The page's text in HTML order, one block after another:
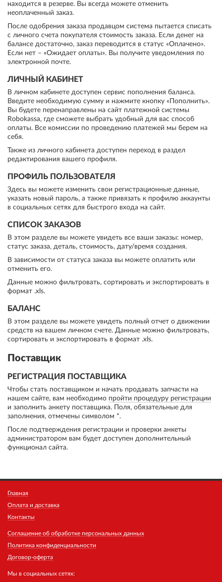
находится в резерве. Вы всегда можете отменить
неоплаченный заказ.
После одобрения заказа продавцом система пытается списать
с личного счета покупателя стоимость заказа. Если денег на
балансе достаточно, заказ переводится в статус «Оплачено».
Если нет – «Ожидает оплаты». Вы получите уведомления по
электронной почте.
ЛИЧНЫЙ КАБИНЕТ
В личном кабинете доступен сервис пополнения баланса.
Введите необходимую сумму и нажмите кнопку «Пополнить».
Вы будете перенаправлены на сайт платежной системы
Robokassa, где сможете выбрать удобный для вас способ
оплаты. Все комиссии по проведению платежей мы берем на
себя.
Также из личного кабинета доступен переход в раздел
редактирования вашего профиля.
ПРОФИЛЬ ПОЛЬЗОВАТЕЛЯ
Здесь вы можете изменить свои регистрационные данные,
указать новый пароль, а также привязать к профилю аккаунты
в социальных сетях для быстрого входа на сайт.
СПИСОК ЗАКАЗОВ
В этом разделе вы можете увидеть все ваши заказы: номер,
статус заказа, деталь, стоимость, дату/время создания.
В зависимости от статуса заказа вы можете оплатить или
отменить его.
Данные можно фильтровать, сортировать и экспортировать в
формат .xls.
БАЛАНС
В этом разделе вы можете увидеть полный отчет о движении
средств на вашем личном счете. Данные можно фильтровать,
сортировать и экспортировать в формат .xls.
Поставщик
РЕГИСТРАЦИЯ ПОСТАВЩИКА
Чтобы стать поставщиком и начать продавать запчасти на
нашем сайте, вам необходимо пройти процедуру регистрации
и заполнить анкету поставщика. Поля, обязательные для
заполнения, отмечены символом *.
После подтверждения регистрации и проверки анкеты
администратором вам будет доступен дополнительный
функционал сайта.
Главная
Оплата и доставка
Контакты
Соглашение об обработке персональных данных
Политика конфиденциальности
Договор-оферта
Мы в социальных сетях: